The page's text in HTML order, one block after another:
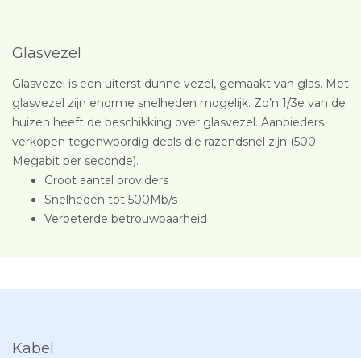
Glasvezel
Glasvezel is een uiterst dunne vezel, gemaakt van glas. Met
glasvezel zijn enorme snelheden mogelijk. Zo’n 1/3e van de
huizen heeft de beschikking over glasvezel. Aanbieders
verkopen tegenwoordig deals die razendsnel zijn (500
Megabit per seconde).
Groot aantal providers
Snelheden tot 500Mb/s
Verbeterde betrouwbaarheid
Kabel